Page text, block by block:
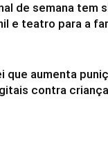
de semana tem
e teatro para a
que aumenta
contra